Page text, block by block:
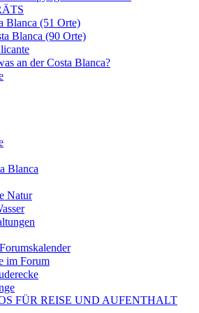
Blanca (51 Orte)
Blanca (90 Orte)
an der Costa Blanca?
Blanca
Natur
im Forum
FÜR REISE UND AUFENTHALT